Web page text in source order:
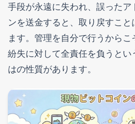
手段が永遠に失われ、誤ったア
ンを送金すると、取り戻すこと
ます。管理を自分で行うから
紛失に対して全責任を負うと
はの性質があります。